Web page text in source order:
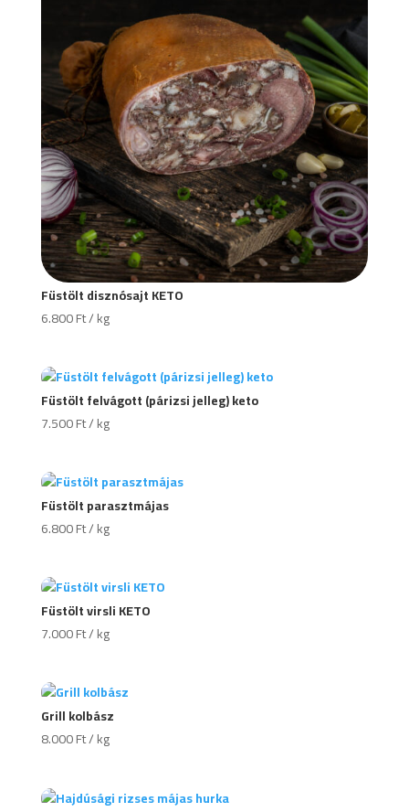
Füstölt disznósajt KETO
6.800Ft/ kg
Füstölt felvágott (párizsi jelleg) keto
7.500Ft/ kg
Füstölt parasztmájas
6.800Ft/ kg
Füstölt virsli KETO
7.000Ft/ kg
Grill kolbász
8.000Ft/ kg